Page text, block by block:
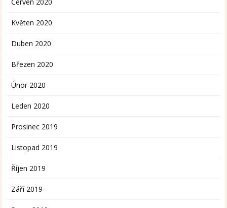
Květen 2020
Duben 2020
Březen 2020
Únor 2020
Leden 2020
Prosinec 2019
Listopad 2019
Říjen 2019
Září 2019